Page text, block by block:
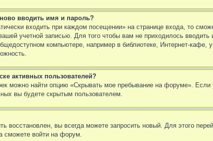
вводить имя и пароль?
входить при каждом посещении» на странице входа, то
учетной записью. Для того чтобы вам не приходилось
компьютере, например в библиотеке, Интернет-кафе,
активных пользователей?
можно найти опцию «Скрывать мое пребывание на форуме».
вы будете скрытым пользователем.
восстановлен, вы всегда можете запросить новый. Для этого
сможете войти на форум.